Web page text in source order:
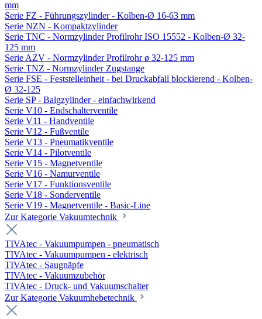
mm
Serie FZ - Führungszylinder - Kolben-Ø 16-63 mm
Serie NZN - Kompaktzylinder
Serie TNC - Normzylinder Profilrohr ISO 15552 - Kolben-Ø 32-
125 mm
Serie AZV - Normzylinder Profilrohr ø 32-125 mm
Serie TNZ - Normzylinder Zugstange
Serie FSE - Feststelleinheit - bei Druckabfall blockierend - Kolben-
Ø 32-125
Serie SP - Balgzylinder - einfachwirkend
Serie V10 - Endschalterventile
Serie V11 - Handventile
Serie V12 - Fußventile
Serie V13 - Pneumatikventile
Serie V14 - Pilotventile
Serie V15 - Magnetventile
Serie V16 - Namurventile
Serie V17 - Funktionsventile
Serie V18 - Sonderventile
Serie V19 - Magnetventile - Basic-Line
Zur Kategorie Vakuumtechnik
TIVAtec - Vakuumpumpen - pneumatisch
TIVAtec - Vakuumpumpen - elektrisch
TIVAtec - Saugnäpfe
TIVAtec - Vakuumzubehör
TIVAtec - Druck- und Vakuumschalter
Zur Kategorie Vakuumhebetechnik